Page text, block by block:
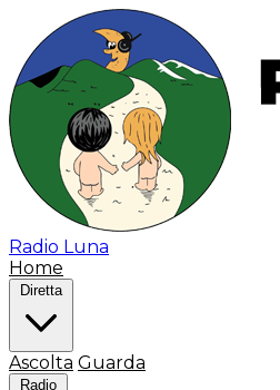
Radio Luna
Home
Diretta
Ascolta Guarda
Radio